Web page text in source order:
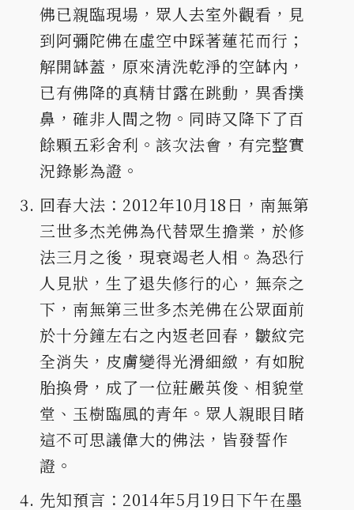
佛已親臨現場，眾人去室外觀看，見
到阿彌陀佛在虛空中踩著蓮花而行；
解開缽蓋，原來清洗乾淨的空缽內，
已有佛降的真精甘露在跳動，異香撲
鼻，確非人間之物。同時又降下了百
餘顆五彩舍利。該次法會，有完整實
況錄影為證。
回春大法：2012年10月18日，南無第
三世多杰羌佛為代替眾生擔業，於修
法三月之後，現衰竭老人相。為恐行
人見狀，生了退失修行的心，無奈之
下，南無第三世多杰羌佛在公眾面前
於十分鐘左右之內返老回春，皺紋完
全消失，皮膚變得光滑細緻，有如脫
胎換骨，成了一位莊嚴英俊、相貌堂
堂、玉樹臨風的青年。眾人親眼目睹
這不可思議偉大的佛法，皆發誓作
證。
先知預言：2014年5月19日下午在墨